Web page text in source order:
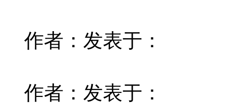
作者： 发表于：
作者： 发表于：